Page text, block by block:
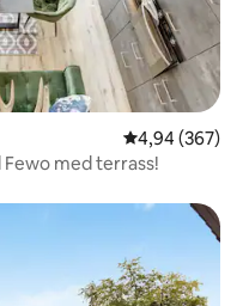
4,94 av 5 i
4,94 (367)
- Nybyggd Fewo med terrass!